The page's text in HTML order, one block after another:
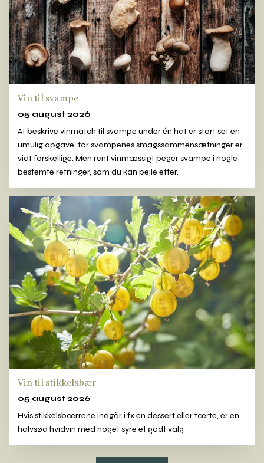
Vin til svampe
05 august 2026
At beskrive vinmatch til svampe under én hat er stort set en
umulig opgave, for svampenes smagssammensætninger er
vidt forskellige. Men rent vinmæssigt peger svampe i nogle
bestemte retninger, som du kan pejle efter.
Vin til stikkelsbær
05 august 2026
Hvis stikkelsbærrene indgår i fx en dessert eller tærte, er en
halvsød hvidvin med noget syre et godt valg.